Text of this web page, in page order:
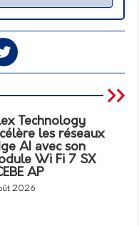
Technology
les réseaux
AI avec son
Wi Fi 7 SX
AP
2026